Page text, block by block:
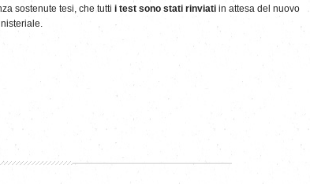
sostenute tesi, che tutti i test sono stati rinviati in attesa del nuovo